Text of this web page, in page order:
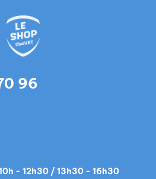
96
- 12h30 / 13h30 - 16h30